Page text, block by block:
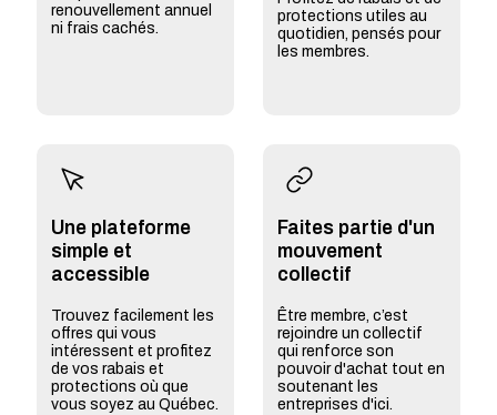
renouvellement annuel
ni frais cachés.
protections utiles au
quotidien, pensés pour
les membres.
Une plateforme
simple et
accessible
Trouvez facilement les
offres qui vous
intéressent et profitez
de vos rabais et
protections où que
vous soyez au Québec.
Faites partie d'un
mouvement
collectif
Être membre, c’est
rejoindre un collectif
qui renforce son
pouvoir d'achat tout en
soutenant les
entreprises d'ici.